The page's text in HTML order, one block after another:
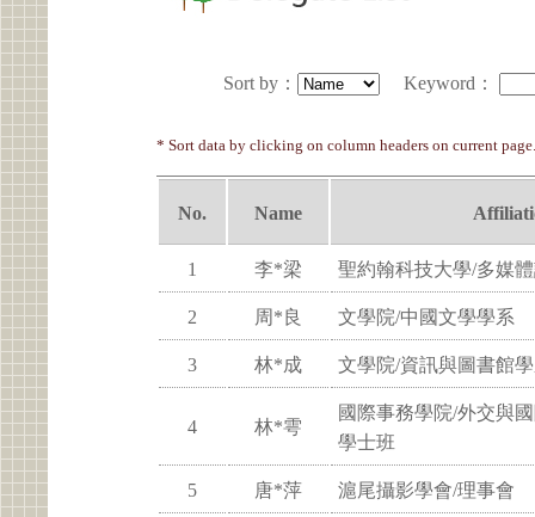
Sort by： Keyword ：
* Sort data by clicking on column headers on current page.
No. Name
1 李*梁 聖約翰科技大學/多媒
2 周*良 文學院/中國文學學系
3 林*成 文學院/資訊與圖書館
4 林*雩
國際事務學院/外交與
學士班
5 唐*萍 滬尾攝影學會/理事會